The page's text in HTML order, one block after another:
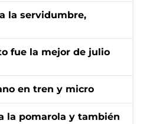
la servidumbre,
fue la mejor de julio
en tren y micro
la pomarola y también